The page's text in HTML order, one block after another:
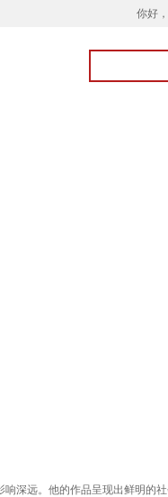
你好，
深远。他的作品呈现出鲜明的